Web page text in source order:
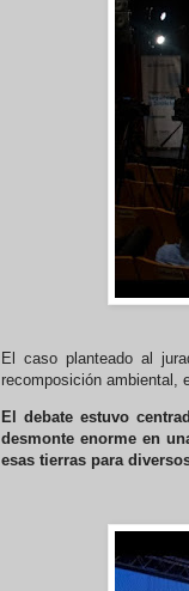
El caso planteado al
recomposición ambiental,
El debate estuvo
desmonte enorme en
esas tierras para